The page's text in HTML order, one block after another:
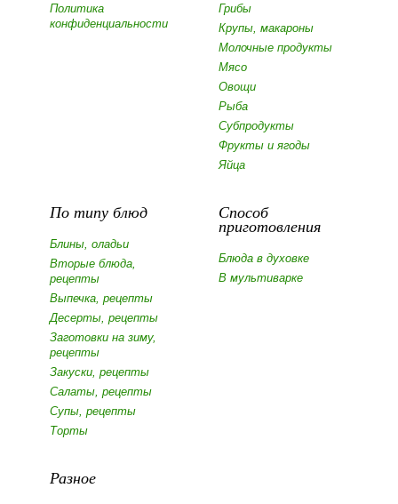
Политика
конфиденциальности
Грибы
Крупы, макароны
Молочные продукты
Мясо
Овощи
Рыба
Субпродукты
Фрукты и ягоды
Яйца
По типу блюд
Блины, оладьи
Вторые блюда,
рецепты
Выпечка, рецепты
Десерты, рецепты
Заготовки на зиму,
рецепты
Закуски, рецепты
Салаты, рецепты
Супы, рецепты
Торты
Способ
приготовления
Блюда в духовке
В мультиварке
Разное